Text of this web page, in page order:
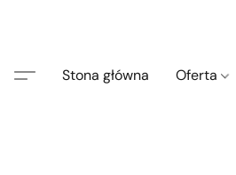
Stona główna Oferta